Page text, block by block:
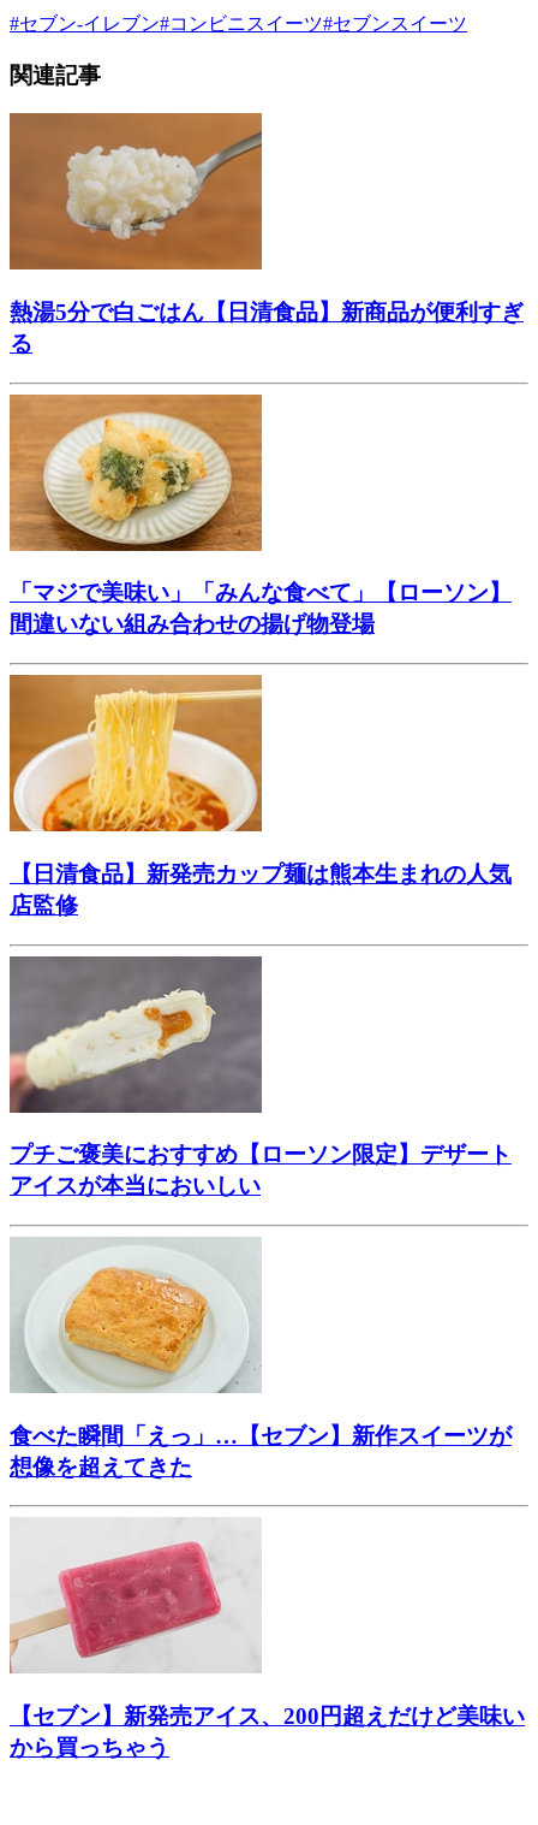
#セブン-イレブン#コンビニスイーツ#セブンスイーツ
関連記事
熱湯5分で白ごはん【日清食品】新商品が便利すぎ
る
「マジで美味い」「みんな食べて」【ローソン】
間違いない組み合わせの揚げ物登場
【日清食品】新発売カップ麺は熊本生まれの人気
店監修
プチご褒美におすすめ【ローソン限定】デザート
アイスが本当においしい
食べた瞬間「えっ」…【セブン】新作スイーツが
想像を超えてきた
【セブン】新発売アイス、200円超えだけど美味い
から買っちゃう